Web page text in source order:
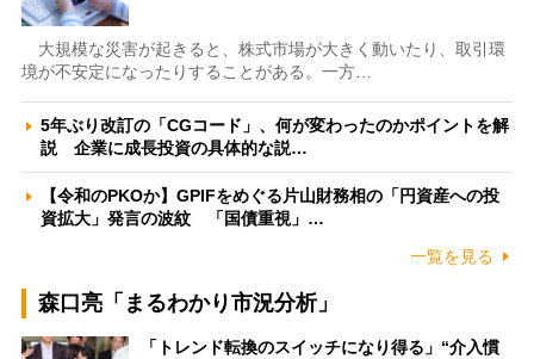
大規模な災害が起きると、株式市場が大きく動いたり、取引環
境が不安定になったりすることがある。一方…
5年ぶり改訂の「CGコード」、何が変わったのかポイントを解
説 企業に成長投資の具体的な説…
【令和のPKOか】GPIFをめぐる片山財務相の「円資産への投
資拡大」発言の波紋 「国債重視」…
一覧を見る
森口亮「まるわかり市況分析」
「トレンド転換のスイッチになり得る」“介入慣